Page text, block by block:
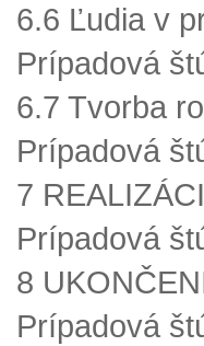
6.6 Ľudia v
Prípadová
6.7 Tvorba
Prípadová
7
Prípadová
8
Prípadová